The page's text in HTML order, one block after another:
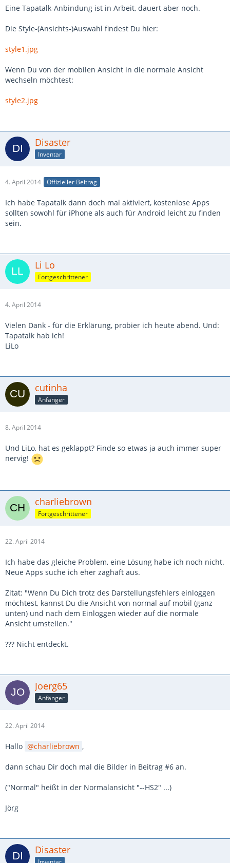
Eine Tapatalk-Anbindung ist in Arbeit, dauert aber noch.
Die Style-(Ansichts-)Auswahl findest Du hier:
style1.jpg
Wenn Du von der mobilen Ansicht in die normale Ansicht
wechseln möchtest:
style2.jpg
Disaster
Inventar
4. April 2014 Offizieller Beitrag
Ich habe Tapatalk dann doch mal aktiviert, kostenlose Apps
sollten sowohl für iPhone als auch für Android leicht zu finden
sein.
Li Lo
Fortgeschrittener
4. April 2014
Vielen Dank - für die Erklärung, probier ich heute abend. Und:
Tapatalk hab ich!
LiLo
cutinha
Anfänger
8. April 2014
Und LiLo, hat es geklappt? Finde so etwas ja auch immer super
nervig!
charliebrown
Fortgeschrittener
22. April 2014
Ich habe das gleiche Problem, eine Lösung habe ich noch nicht.
Neue Apps suche ich eher zaghaft aus.
Zitat: "Wenn Du Dich trotz des Darstellungsfehlers einloggen
möchtest, kannst Du die Ansicht von normal auf mobil (ganz
unten) und nach dem Einloggen wieder auf die normale
Ansicht umstellen."
??? Nicht entdeckt.
Joerg65
Anfänger
22. April 2014
Hallo charliebrown ,
dann schau Dir doch mal die Bilder in Beitrag #6 an.
("Normal" heißt in der Normalansicht "--HS2" ...)
Jörg
Disaster